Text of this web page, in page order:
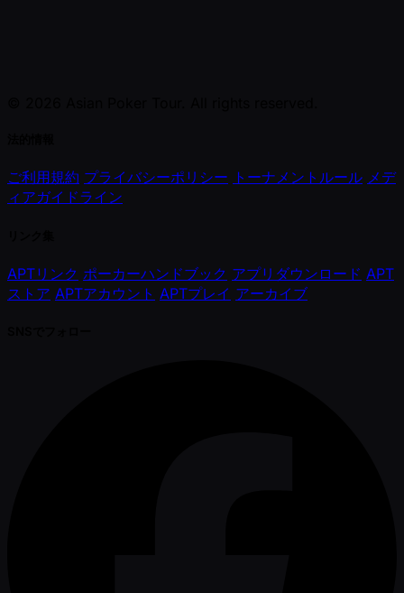
ご利用規約 プライバシーポリシー トーナメントルール メデ
ィアガイドライン
APTリンク ポーカーハンドブック アプリダウンロード APT
ストア APTアカウント APTプレイ アーカイブ